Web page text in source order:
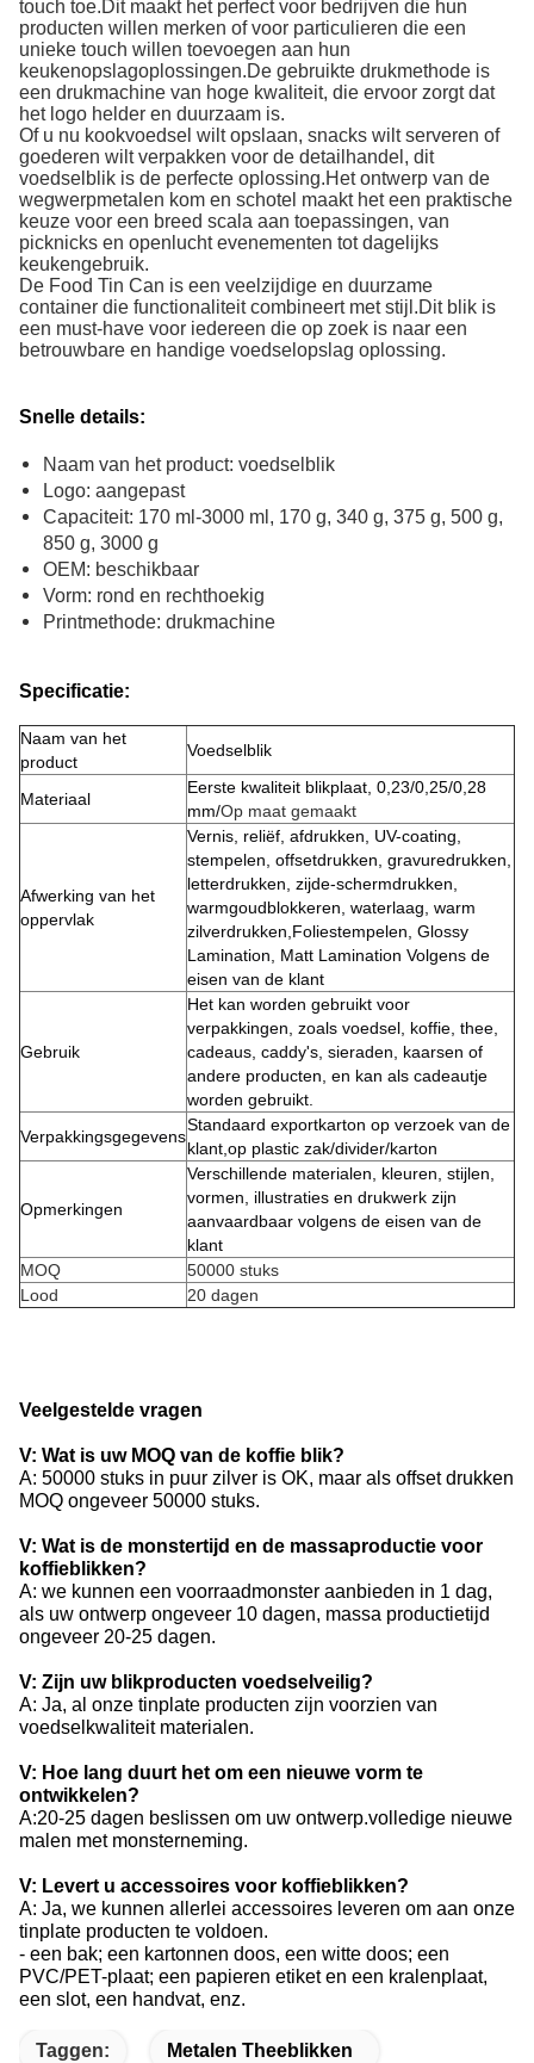
touch toe.Dit maakt het perfect voor bedrijven die hun
producten willen merken of voor particulieren die een
unieke touch willen toevoegen aan hun
keukenopslagoplossingen.De gebruikte drukmethode is
een drukmachine van hoge kwaliteit, die ervoor zorgt dat
het logo helder en duurzaam is.
Of u nu kookvoedsel wilt opslaan, snacks wilt serveren of
goederen wilt verpakken voor de detailhandel, dit
voedselblik is de perfecte oplossing.Het ontwerp van de
wegwerpmetalen kom en schotel maakt het een praktische
keuze voor een breed scala aan toepassingen, van
picknicks en openlucht evenementen tot dagelijks
keukengebruik.
De Food Tin Can is een veelzijdige en duurzame
container die functionaliteit combineert met stijl.Dit blik is
een must-have voor iedereen die op zoek is naar een
betrouwbare en handige voedselopslag oplossing.
Snelle details:
Naam van het product: voedselblik
Logo: aangepast
Capaciteit: 170 ml-3000 ml, 170 g, 340 g, 375 g, 500 g,
850 g, 3000 g
OEM: beschikbaar
Vorm: rond en rechthoekig
Printmethode: drukmachine
Specificatie:
Naam van het
product
Voedselblik
Materiaal
Eerste kwaliteit blikplaat, 0,23/0,25/0,28
mm/Op maat gemaakt
Afwerking van het
oppervlak
Vernis, reliëf, afdrukken, UV-coating,
stempelen, offsetdrukken, gravuredrukken,
letterdrukken, zijde-schermdrukken,
warmgoudblokkeren, waterlaag, warm
zilverdrukken,Foliestempelen, Glossy
Lamination, Matt Lamination Volgens de
eisen van de klant
Gebruik
Het kan worden gebruikt voor
verpakkingen, zoals voedsel, koffie, thee,
cadeaus, caddy's, sieraden, kaarsen of
andere producten, en kan als cadeautje
worden gebruikt.
Verpakkingsgegevens
Standaard exportkarton op verzoek van de
klant,op plastic zak/divider/karton
Opmerkingen
Verschillende materialen, kleuren, stijlen,
vormen, illustraties en drukwerk zijn
aanvaardbaar volgens de eisen van de
klant
MOQ
50000 stuks
Lood
20 dagen
Veelgestelde vragen
V: Wat is uw MOQ van de koffie blik?
A: 50000 stuks in puur zilver is OK, maar als offset drukken
MOQ ongeveer 50000 stuks.
V: Wat is de monstertijd en de massaproductie voor
koffieblikken?
A: we kunnen een voorraadmonster aanbieden in 1 dag,
als uw ontwerp ongeveer 10 dagen, massa productietijd
ongeveer 20-25 dagen.
V: Zijn uw blikproducten voedselveilig?
A: Ja, al onze tinplate producten zijn voorzien van
voedselkwaliteit materialen.
V: Hoe lang duurt het om een nieuwe vorm te
ontwikkelen?
A:20-25 dagen beslissen om uw ontwerp.volledige nieuwe
malen met monsterneming.
V: Levert u accessoires voor koffieblikken?
A: Ja, we kunnen allerlei accessoires leveren om aan onze
tinplate producten te voldoen.
- een bak; een kartonnen doos, een witte doos; een
PVC/PET-plaat; een papieren etiket en een kralenplaat,
een slot, een handvat, enz.
Taggen: Metalen Theeblikken